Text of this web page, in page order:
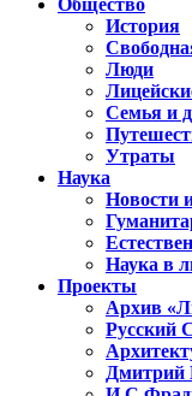
Общество
История
Люди
Семья и
Утраты
Наука
Новости
Наука в
Проекты
Архив
Русский
Дмитрий